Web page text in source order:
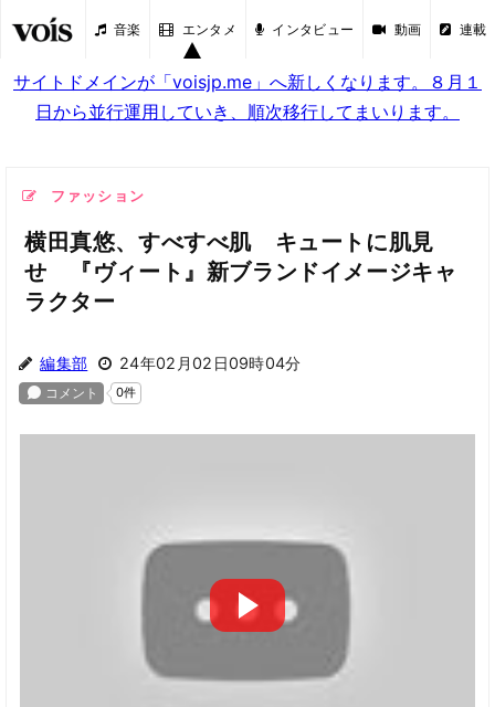
音楽 エンタメ インタビュー 動画 連載
サイトドメインが「voisjp.me」へ新しくなります。８月１
日から並行運用していき、順次移行してまいります。
ファッション
横田真悠、すべすべ肌 キュートに肌見
せ 『ヴィート』新ブランドイメージキャ
ラクター
編集部 24年02月02日09時04分